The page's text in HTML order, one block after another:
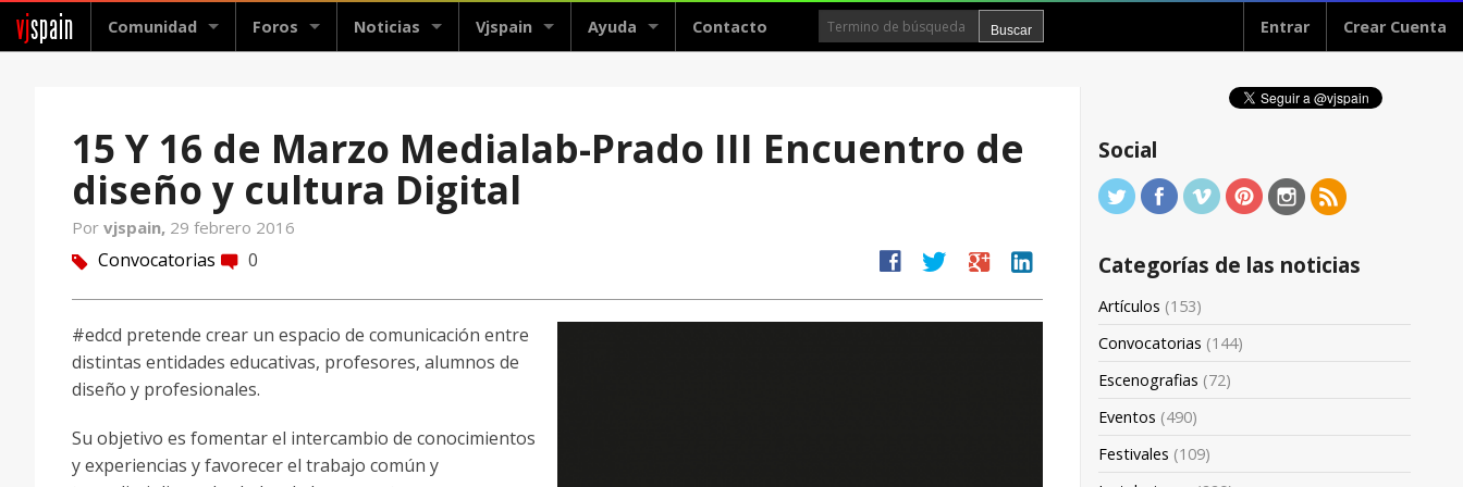
vjspain Comunidad Foros Noticias Vjspain Ayuda Contacto Entrar Crear Cuenta
15 Y 16 de Marzo Medialab-Prado III Encuentro de
diseño y cultura Digital
Por vjspain, 29 febrero 2016
tag Convocatorias comment 0 facebook twitter google linkedin
#edcd pretende crear un espacio de comunicación entre
distintas entidades educativas, profesores, alumnos de
diseño y profesionales.
Su objetivo es fomentar el intercambio de conocimientos
y experiencias y favorecer el trabajo común y
Social
Categorías de las noticias
Artículos (153)
Convocatorias (144)
Escenografias (72)
Eventos (490)
Festivales (109)